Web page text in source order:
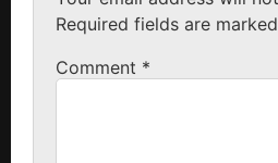
Required fields are marked
Comment *